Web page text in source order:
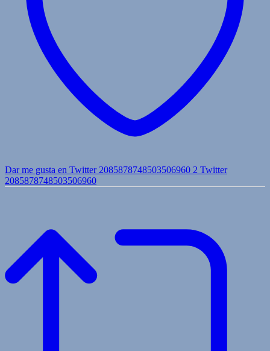
Dar me gusta en Twitter 2085878748503506960 2 Twitter
2085878748503506960